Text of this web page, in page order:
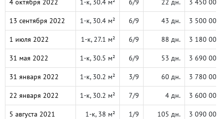
4 октября 2022 1-к, 30.4 м² 6/9 22 дн. 3 450 000
13 сентября 2022 1-к, 30.4 м² 6/9 43 дн. 3 500 000
1 июля 2022 1-к, 27.1 м² 6/9 88 дн. 3 180 000
31 мая 2022 1-к, 30.5 м² 6/9 53 дн. 3 690 000
31 января 2022 1-к, 30.2 м² 3/9 60 дн. 3 780 000
22 января 2022 1-к, 30.2 м² 7/9 4 дн. 3 600 000
5 августа 2021 1-к, 38 м² 1/9 105 дн. 3 090 000